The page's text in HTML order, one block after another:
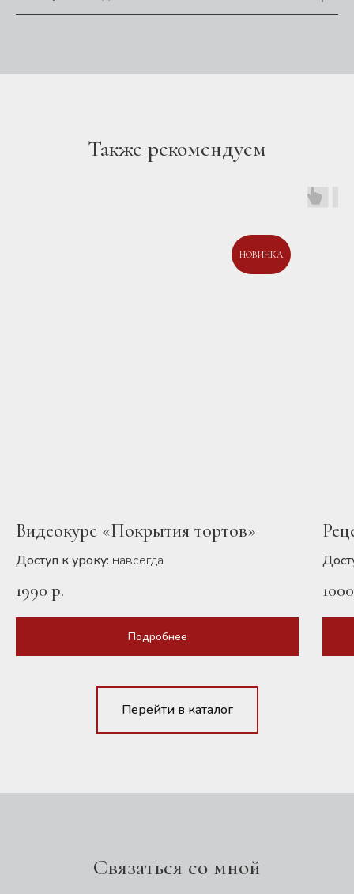
Также рекомендуем
НОВИНКА
Видеокурс «Покрытия тортов»
Доступ к уроку: навсегда
1990 р.
Подробнее
1000
Перейти в каталог
Связаться со мной